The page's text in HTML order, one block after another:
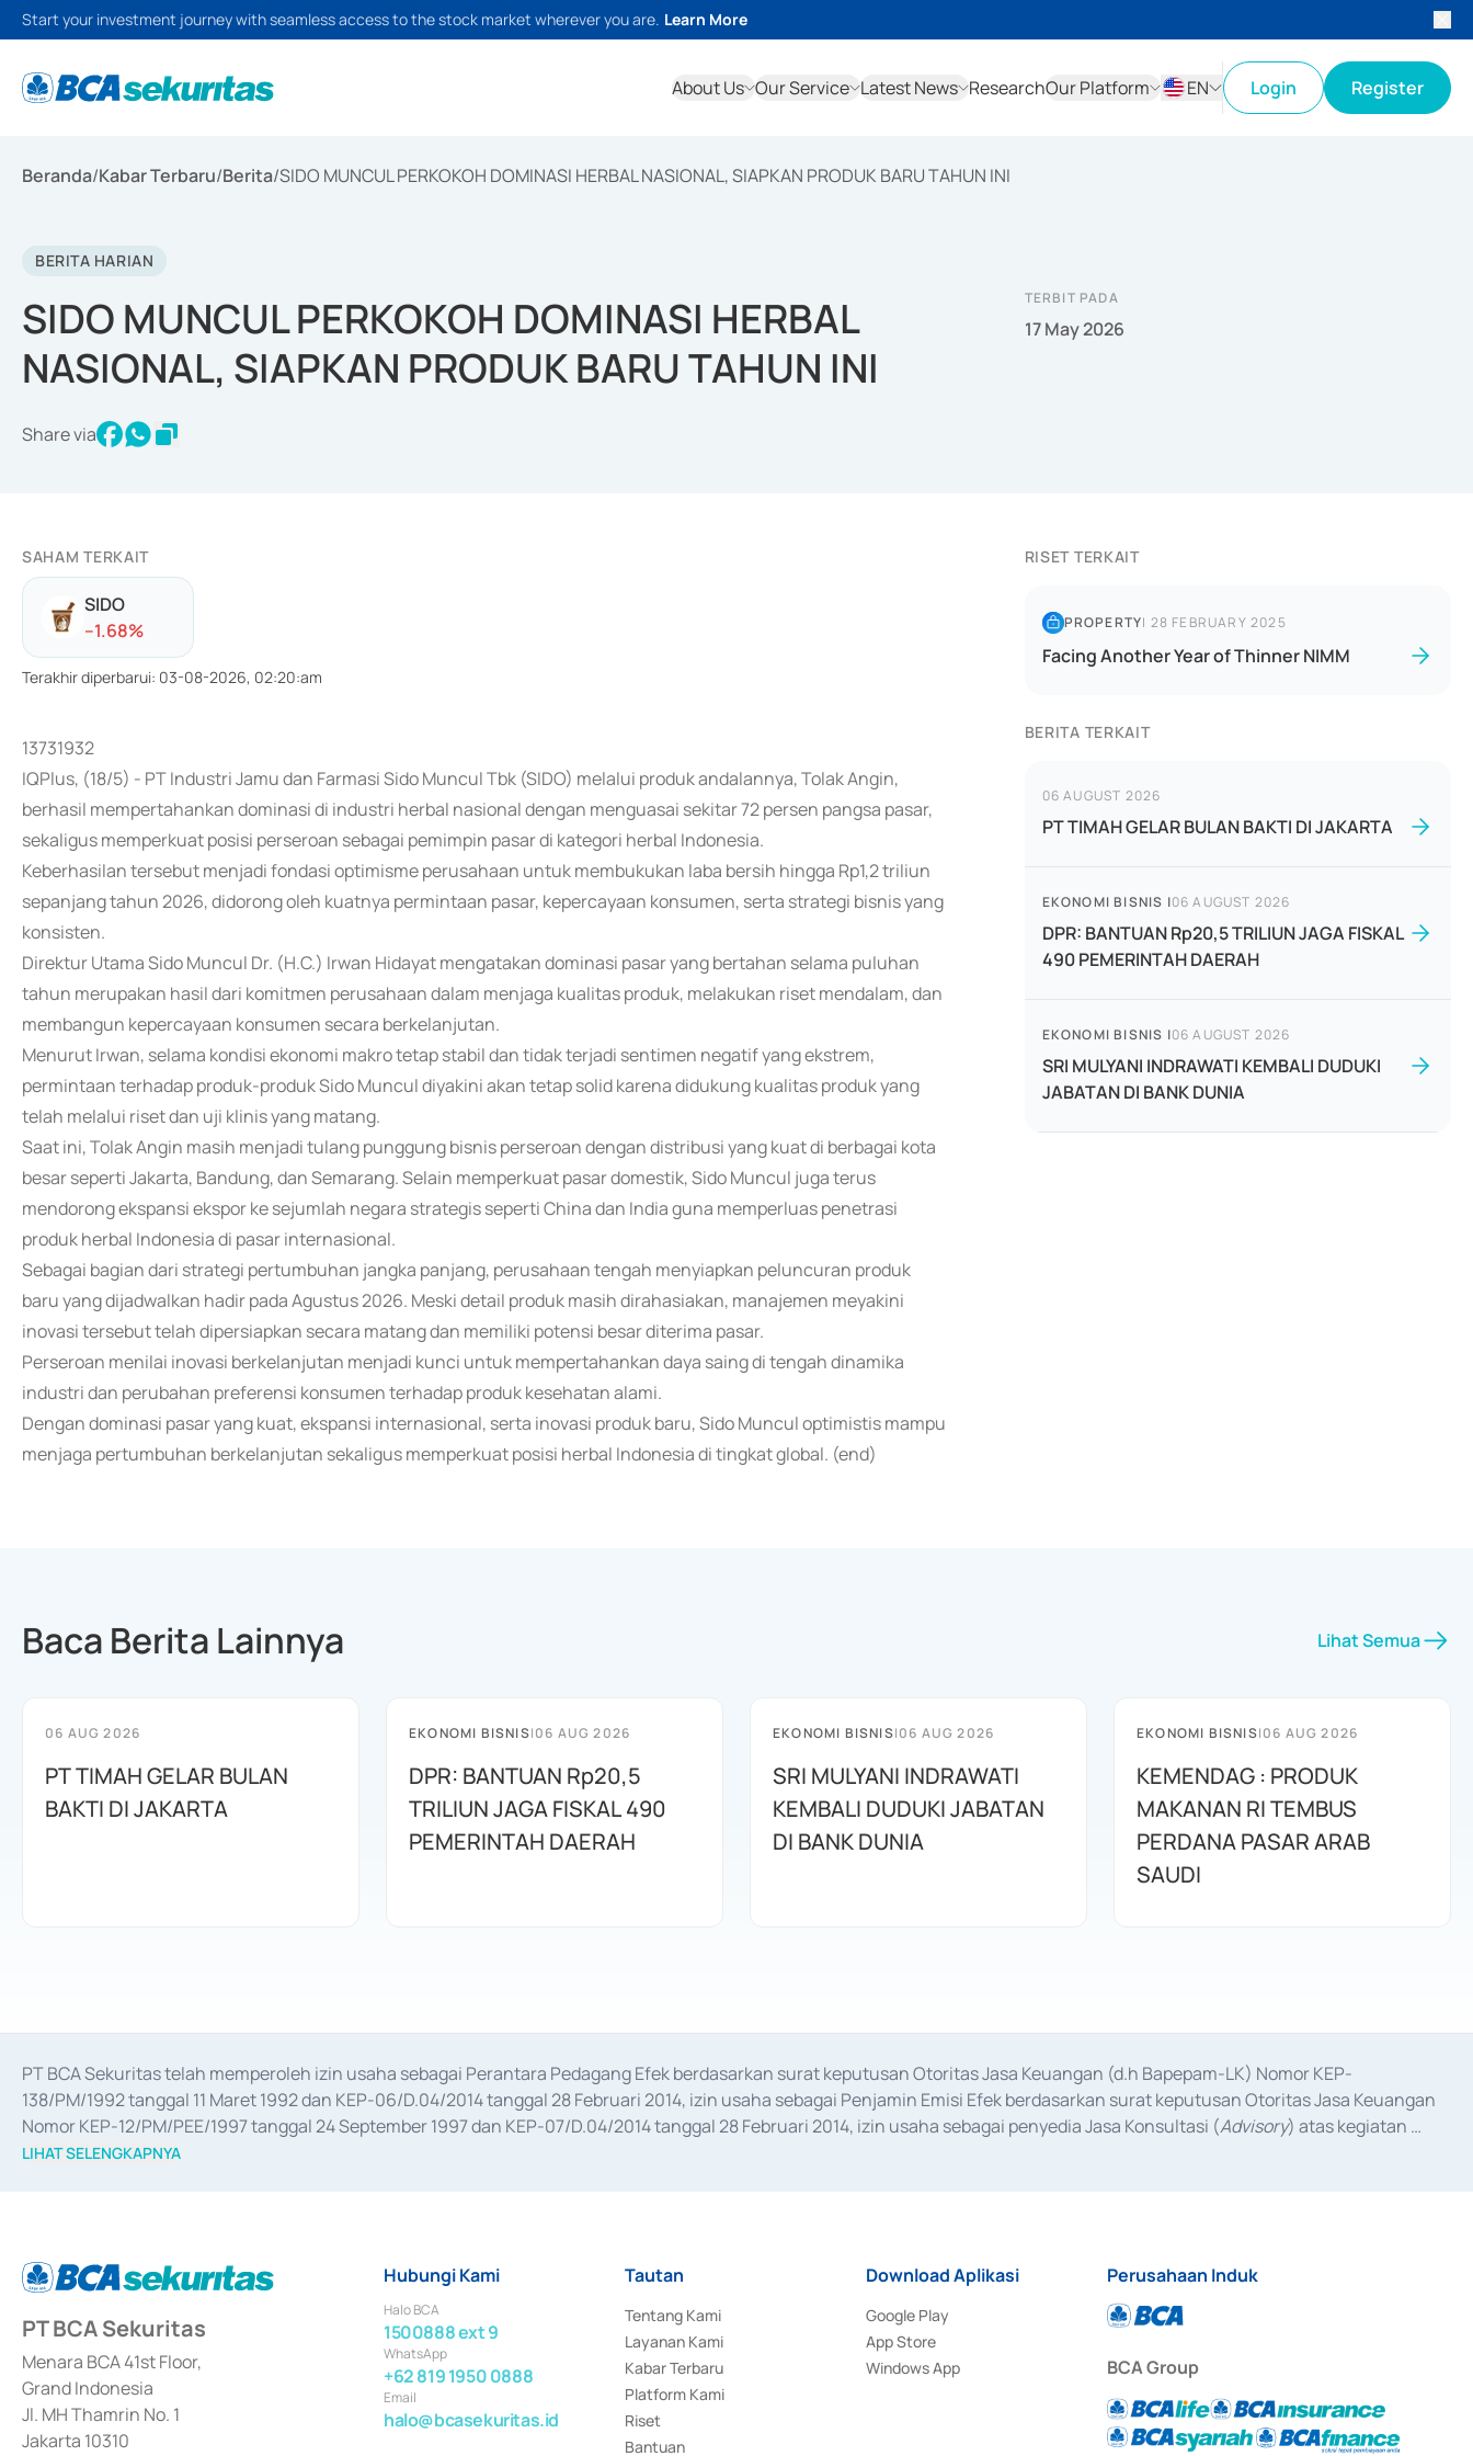
Start your investment journey with seamless access to the stock market wherever you are. Learn More
About Us Our Service Latest News ResearchOur Platform
EN
Login Register
Beranda/Kabar Terbaru/Berita/SIDO MUNCUL PERKOKOH DOMINASI HERBAL NASIONAL, SIAPKAN PRODUK BARU TAHUN INI
BERITA HARIAN
SIDO MUNCUL PERKOKOH DOMINASI HERBAL
NASIONAL, SIAPKAN PRODUK BARU TAHUN INI
Share via
TERBIT PADA
17 May 2026
SAHAM TERKAIT
SIDO
--1.68%
Terakhir diperbarui: 03-08-2026, 02:20:am
13731932
IQPlus, (18/5) - PT Industri Jamu dan Farmasi Sido Muncul Tbk (SIDO) melalui produk andalannya, Tolak Angin,
berhasil mempertahankan dominasi di industri herbal nasional dengan menguasai sekitar 72 persen pangsa pasar,
sekaligus memperkuat posisi perseroan sebagai pemimpin pasar di kategori herbal Indonesia.
Keberhasilan tersebut menjadi fondasi optimisme perusahaan untuk membukukan laba bersih hingga Rp1,2 triliun
sepanjang tahun 2026, didorong oleh kuatnya permintaan pasar, kepercayaan konsumen, serta strategi bisnis yang
konsisten.
Direktur Utama Sido Muncul Dr. (H.C.) Irwan Hidayat mengatakan dominasi pasar yang bertahan selama puluhan
tahun merupakan hasil dari komitmen perusahaan dalam menjaga kualitas produk, melakukan riset mendalam, dan
membangun kepercayaan konsumen secara berkelanjutan.
Menurut Irwan, selama kondisi ekonomi makro tetap stabil dan tidak terjadi sentimen negatif yang ekstrem,
permintaan terhadap produk-produk Sido Muncul diyakini akan tetap solid karena didukung kualitas produk yang
telah melalui riset dan uji klinis yang matang.
Saat ini, Tolak Angin masih menjadi tulang punggung bisnis perseroan dengan distribusi yang kuat di berbagai kota
besar seperti Jakarta, Bandung, dan Semarang. Selain memperkuat pasar domestik, Sido Muncul juga terus
mendorong ekspansi ekspor ke sejumlah negara strategis seperti China dan India guna memperluas penetrasi
produk herbal Indonesia di pasar internasional.
Sebagai bagian dari strategi pertumbuhan jangka panjang, perusahaan tengah menyiapkan peluncuran produk
baru yang dijadwalkan hadir pada Agustus 2026. Meski detail produk masih dirahasiakan, manajemen meyakini
inovasi tersebut telah dipersiapkan secara matang dan memiliki potensi besar diterima pasar.
Perseroan menilai inovasi berkelanjutan menjadi kunci untuk mempertahankan daya saing di tengah dinamika
industri dan perubahan preferensi konsumen terhadap produk kesehatan alami.
Dengan dominasi pasar yang kuat, ekspansi internasional, serta inovasi produk baru, Sido Muncul optimistis mampu
menjaga pertumbuhan berkelanjutan sekaligus memperkuat posisi herbal Indonesia di tingkat global. (end)
RISET TERKAIT
PROPERTY| 28 FEBRUARY 2025
Facing Another Year of Thinner NIMM
BERITA TERKAIT
06 AUGUST 2026
PT TIMAH GELAR BULAN BAKTI DI JAKARTA
EKONOMI BISNIS |06 AUGUST 2026
DPR: BANTUAN Rp20,5 TRILIUN JAGA FISKAL
490 PEMERINTAH DAERAH
EKONOMI BISNIS |06 AUGUST 2026
SRI MULYANI INDRAWATI KEMBALI DUDUKI
JABATAN DI BANK DUNIA
Baca Berita Lainnya Lihat Semua
06 AUG 2026
PT TIMAH GELAR BULAN
BAKTI DI JAKARTA
EKONOMI BISNIS|06 AUG 2026
DPR: BANTUAN Rp20,5
TRILIUN JAGA FISKAL 490
PEMERINTAH DAERAH
EKONOMI BISNIS|06 AUG 2026
SRI MULYANI INDRAWATI
KEMBALI DUDUKI JABATAN
DI BANK DUNIA
EKONOMI BISNIS|06 AUG 2026
KEMENDAG : PRODUK
MAKANAN RI TEMBUS
PERDANA PASAR ARAB
SAUDI
PT BCA Sekuritas telah memperoleh izin usaha sebagai Perantara Pedagang Efek berdasarkan surat keputusan Otoritas Jasa Keuangan (d.h Bapepam-LK) Nomor KEP-
138/PM/1992 tanggal 11 Maret 1992 dan KEP-06/D.04/2014 tanggal 28 Februari 2014, izin usaha sebagai Penjamin Emisi Efek berdasarkan surat keputusan Otoritas Jasa Keuangan
Nomor KEP-12/PM/PEE/1997 tanggal 24 September 1997 dan KEP-07/D.04/2014 tanggal 28 Februari 2014, izin usaha sebagai penyedia Jasa Konsultasi (Advisory) atas kegiatan
merger, akuisisi, divestasi, dan
LIHAT SELENGKAPNYA
PT BCA Sekuritas
Menara BCA 41st Floor,
Grand Indonesia
Jl. MH Thamrin No. 1
Jakarta 10310
Hubungi Kami
Halo BCA
1500888 ext 9
WhatsApp
+62 819 1950 0888
Email
halo@bcasekuritas.id
Tautan
Tentang Kami
Layanan Kami
Kabar Terbaru
Platform Kami
Riset
Bantuan
Download Aplikasi
Google Play
App Store
Windows App
Perusahaan Induk
BCA Group